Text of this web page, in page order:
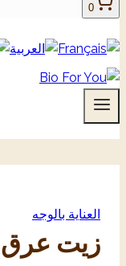
0
العناية بالوجه
زيت عرق